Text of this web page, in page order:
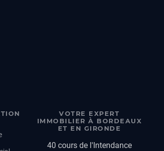
VOTRE EXPERT
IMMOBILIER À BORDEAUX
ET EN GIRONDE
40 cours de l'Intendance